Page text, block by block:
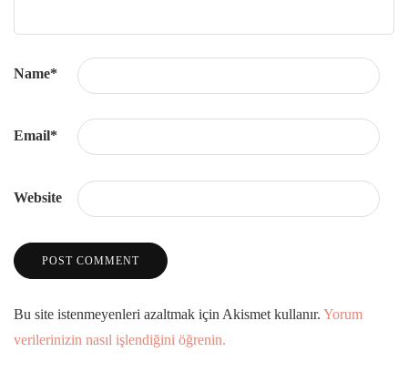
Name*
Email*
Website
Bu site istenmeyenleri azaltmak için Akismet kullanır. Yorum
verilerinizin nasıl işlendiğini öğrenin.